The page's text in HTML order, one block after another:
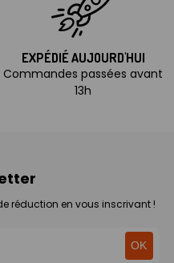
EXPÉDIÉ AUJOURD'HUI
Commandes passées avant
13h
réduction en vous inscrivant !